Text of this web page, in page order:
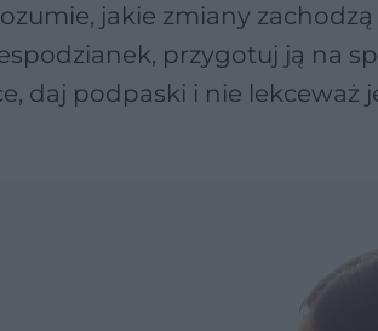
jakie zmiany zachodzą
przygotuj ją na
daj podpaski i nie lekceważ